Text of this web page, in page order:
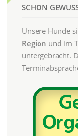
SCHON
Unsere Hunde
Region und im
untergebracht.